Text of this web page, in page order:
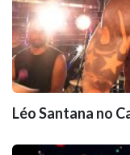
Léo Santana no